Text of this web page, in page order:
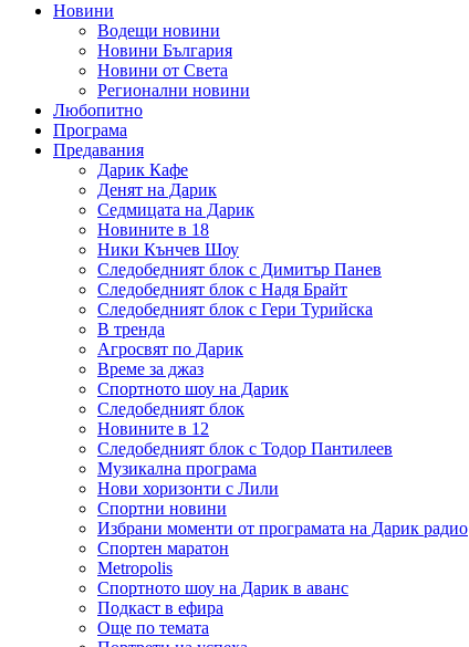
Новини
Водещи новини
Новини България
Новини от Света
Регионални новини
Любопитно
Програма
Предавания
Дарик Кафе
Денят на Дарик
Седмицата на Дарик
Новините в 18
Ники Кънчев Шоу
Следобедният блок с Димитър Панев
Следобедният блок с Надя Брайт
Следобедният блок с Гери Турийска
В тренда
Агросвят по Дарик
Време за джаз
Спортното шоу на Дарик
Следобедният блок
Новините в 12
Следобедният блок с Тодор Пантилеев
Музикална програма
Нови хоризонти с Лили
Спортни новини
Избрани моменти от програмата на Дарик радио
Спортен маратон
Metropolis
Спортното шоу на Дарик в аванс
Подкаст в ефира
Още по темата